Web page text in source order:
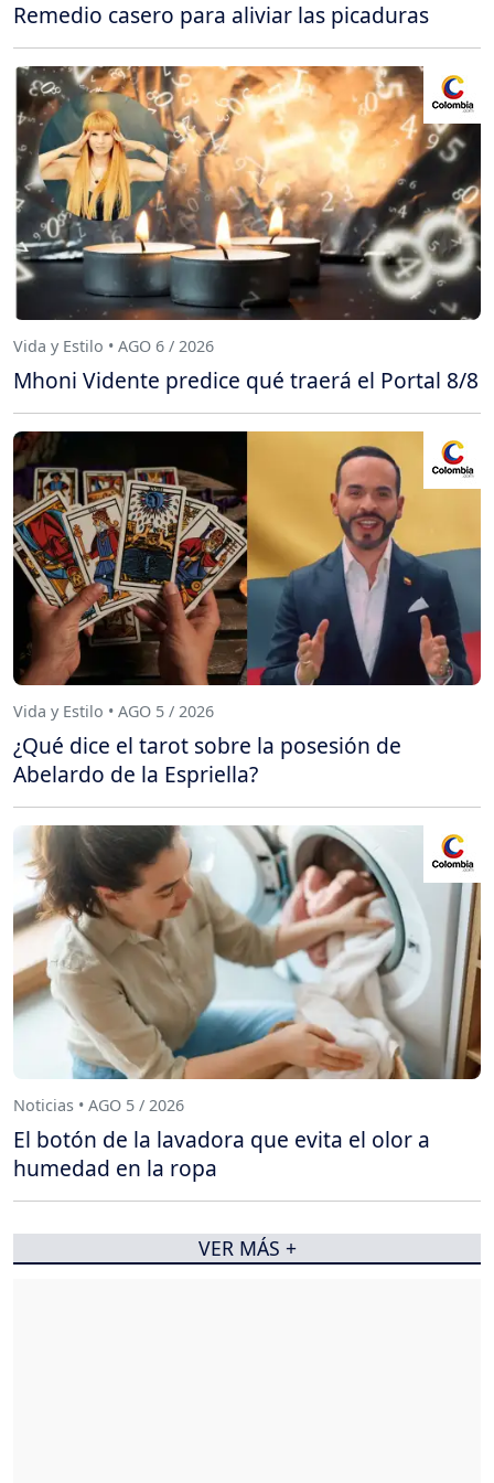
Remedio casero para aliviar las picaduras
Vida y Estilo • AGO 6 / 2026
Mhoni Vidente predice qué traerá el Portal 8/8
Vida y Estilo • AGO 5 / 2026
¿Qué dice el tarot sobre la posesión de
Abelardo de la Espriella?
Noticias • AGO 5 / 2026
El botón de la lavadora que evita el olor a
humedad en la ropa
VER MÁS +